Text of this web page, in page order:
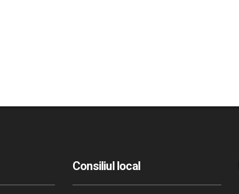
Consiliul local